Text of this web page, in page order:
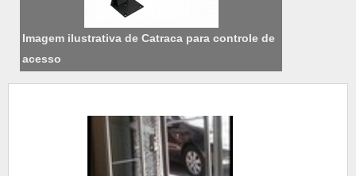
Imagem ilustrativa de Catraca para controle de
acesso